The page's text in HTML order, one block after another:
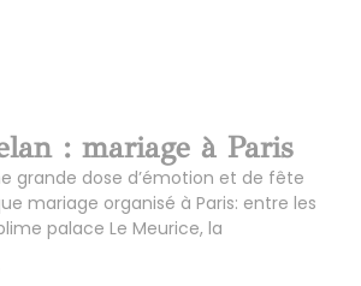
: mariage à Paris
grande dose d’émotion et de fête
mariage organisé à Paris: entre les
palace Le Meurice, la